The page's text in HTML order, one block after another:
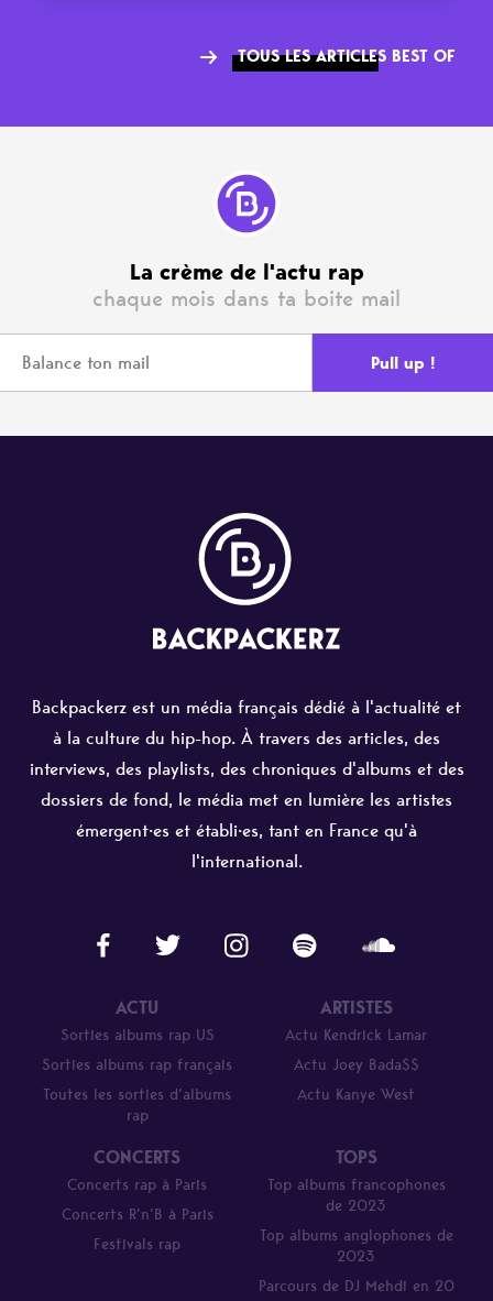
TOUS LES ARTICLES BEST OF
La crème de l'actu rap
chaque mois dans ta boite mail
Backpackerz est un média français dédié à l'actualité et
à la culture du hip-hop. À travers des articles, des
interviews, des playlists, des chroniques d'albums et des
dossiers de fond, le média met en lumière les artistes
émergent·es et établi·es, tant en France qu'à
l'international.
ACTU
Sorties albums rap US
Sorties albums rap français
Toutes les sorties d’albums
rap
ARTISTES
Actu Kendrick Lamar
Actu Joey Bada$$
Actu Kanye West
CONCERTS
Concerts rap à Paris
Concerts R’n’B à Paris
Festivals rap
TOPS
Top albums francophones
de 2023
Top albums anglophones de
2023
Parcours de DJ Mehdi en 20